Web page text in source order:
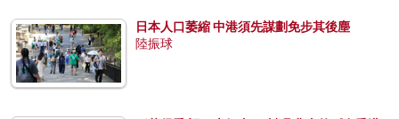
日本人口萎縮 中港須先謀劃免步其後塵
陸振球